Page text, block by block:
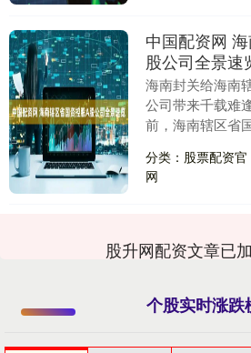
中国配资网
股公司全景速
海南封关给海南
公司带来千载难
前，海南辖区省
共五家，具体
排序，最新市值
分类：股票配资官
网
股升网配资文章已
个股实时涨跌